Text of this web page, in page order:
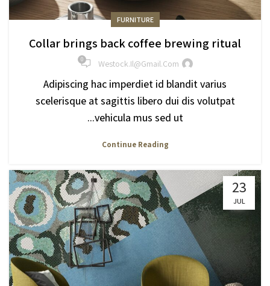
FURNITURE
Collar brings back coffee brewing ritual
Westock.il@gmail.com
0
Adipiscing hac imperdiet id blandit varius
scelerisque at sagittis libero dui dis volutpat
vehicula mus sed ut...
Continue Reading
23
JUL